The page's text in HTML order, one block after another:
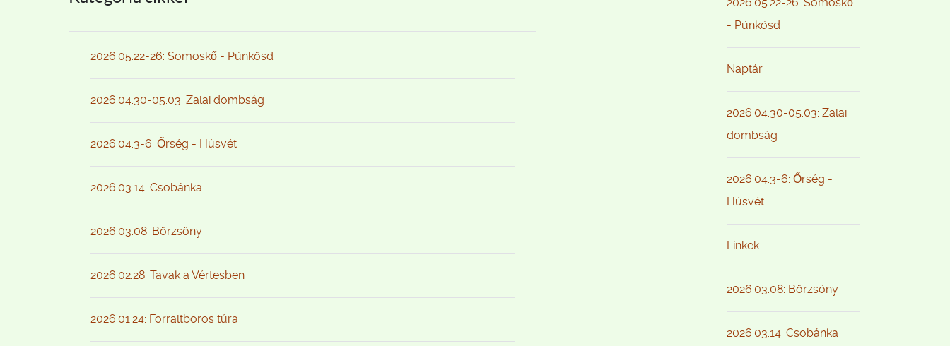
2026.05.22-26: Somoskő - Pünkösd
2026.04.30-05.03: Zalai dombság
2026.04.3-6: Őrség - Húsvét
2026.03.14: Csobánka
2026.03.08: Börzsöny
2026.02.28: Tavak a Vértesben
2026.01.24: Forraltboros túra
- Pünkösd
Naptár
2026.04.30-05.03: Zalai
dombság
2026.04.3-6: Őrség -
Húsvét
Linkek
2026.03.08: Börzsöny
2026.03.14: Csobánka